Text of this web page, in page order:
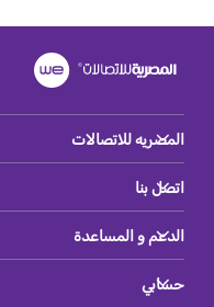
المصريه للاتصالات
اتصل بنا
الدعم و المساعدة
حسابي